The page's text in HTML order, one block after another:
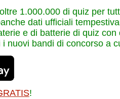
1.000.000 di quiz per
dati ufficiali
e di batterie di quiz con
i nuovi bandi di concorso a
!